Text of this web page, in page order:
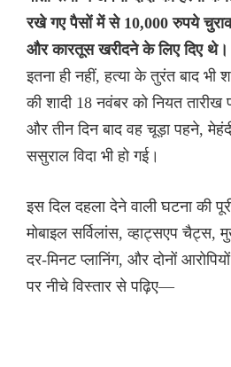
रखे गए पैसों में से 10,000 रुपये
और कारतूस खरीदने के लिए दिए थे।
इतना ही नहीं, हत्या के तुरंत बाद भी
की शादी 18 नवंबर को नियत तारीख
और तीन दिन बाद वह चूड़ा पहने,
ससुराल विदा भी हो गई।
इस दिल दहला देने वाली घटना की
मोबाइल सर्विलांस, व्हाट्सएप चैट्स,
दर-मिनट प्लानिंग, और दोनों
पर नीचे विस्तार से पढ़िए—